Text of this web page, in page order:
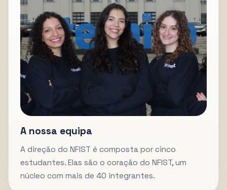
A nossa equipa
A direção do NFIST é composta por cinco
estudantes. Elas são o coração do NFIST, um
núcleo com mais de 40 integrantes.